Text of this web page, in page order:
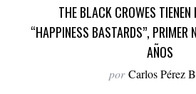
THE BLACK CROWES TIENEN
“HAPPINESS BASTARDS”, PRIMER
AÑOS
por Carlos Pérez